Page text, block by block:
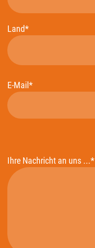
Land*
E-Mail*
Ihre Nachricht an uns ...*